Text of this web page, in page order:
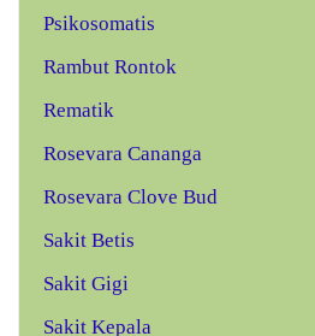
Psikosomatis
Rambut Rontok
Rematik
Rosevara Cananga
Rosevara Clove Bud
Sakit Betis
Sakit Gigi
Sakit Kepala